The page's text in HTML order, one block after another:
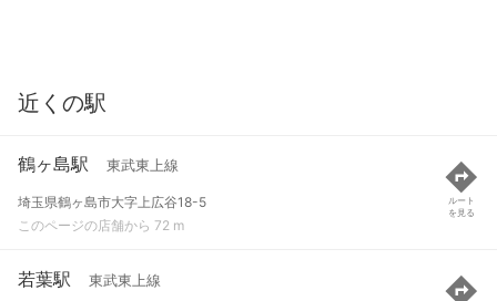
近くの駅
鶴ヶ島駅 東武東上線
埼玉県鶴ヶ島市大字上広谷18-5
このページの店舗から 72 m
ルート
を見る
若葉駅 東武東上線